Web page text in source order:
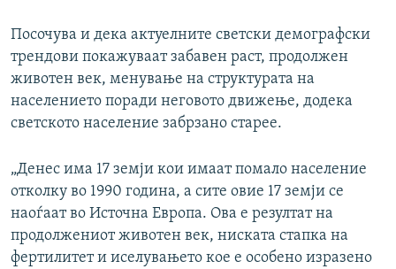
Посочува и дека актуелните светски демографски
трендови покажуваат забавен раст, продолжен
животен век, менување на структурата на
населението поради неговото движење, додека
светското население забрзано старее.
„Денес има 17 земји кои имаат помало население
отколку во 1990 година, а сите овие 17 земји се
наоѓаат во Источна Европа. Ова е резултат на
продолжениот животен век, ниската стапка на
фертилитет и иселувањето кое е особено изразено